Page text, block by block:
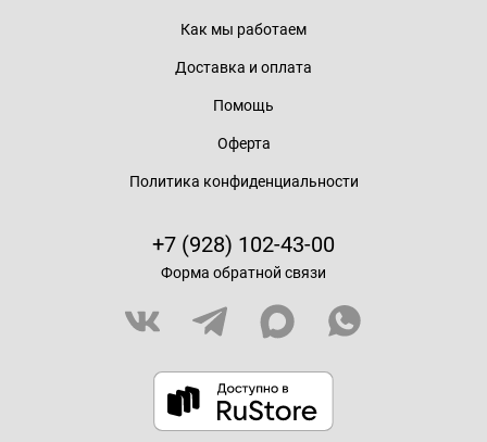
Как мы работаем
Доставка и оплата
Помощь
Оферта
Политика конфиденциальности
+7 (928) 102-43-00
Форма обратной связи